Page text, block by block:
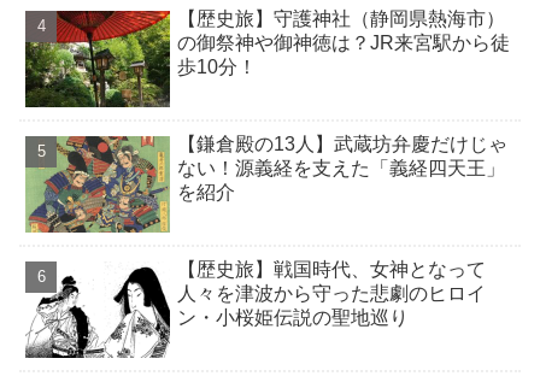
【歴史旅】守護神社（静岡県熱海市）
の御祭神や御神徳は？JR来宮駅から徒
歩10分！
【鎌倉殿の13人】武蔵坊弁慶だけじゃ
ない！源義経を支えた「義経四天王」
を紹介
【歴史旅】戦国時代、女神となって
人々を津波から守った悲劇のヒロイ
ン・小桜姫伝説の聖地巡り